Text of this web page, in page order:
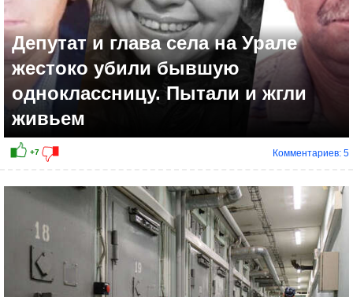
Депутат и глава села на Урале
жестоко убили бывшую
одноклассницу. Пытали и жгли
живьем
Комментариев: 5